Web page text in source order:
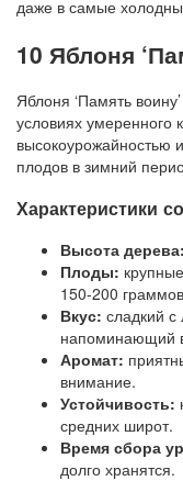
даже в самые
10 Яблоня
Яблоня ‘Память
условиях умеренного
высокоурожайностью
плодов в зимний
Характеристики
Высота дерева:
Плоды:
150-200
Вкус: сладкий с
напоминающий
Аромат:
внимание.
Устойчивость:
средних широт.
Время сбора
долго хранятся.